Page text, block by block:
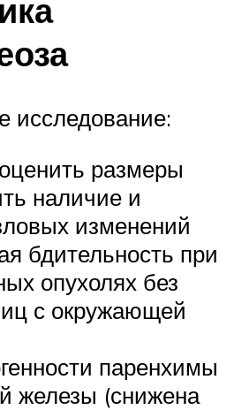
исследование:
размеры
наличие и
изменений
бдительность при
опухолях без
с окружающей
паренхимы
железы (снижена